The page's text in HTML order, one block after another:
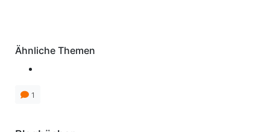
Ähnliche Themen
1